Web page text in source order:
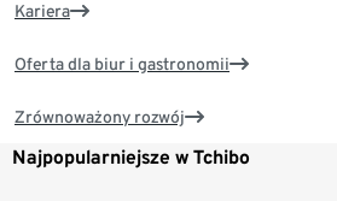
Kariera
Oferta dla biur i gastronomii
Zrównoważony rozwój
Najpopularniejsze w Tchibo